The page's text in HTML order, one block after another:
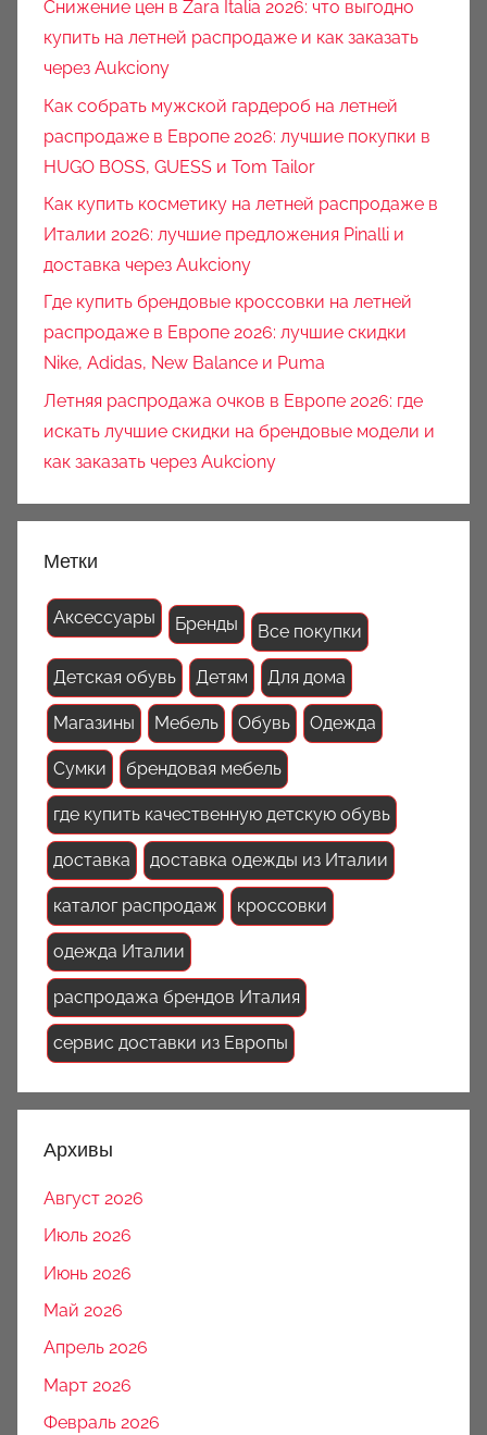
Снижение цен в Zara Italia 2026: что выгодно
купить на летней распродаже и как заказать
через Aukciony
Как собрать мужской гардероб на летней
распродаже в Европе 2026: лучшие покупки в
HUGO BOSS, GUESS и Tom Tailor
Как купить косметику на летней распродаже в
Италии 2026: лучшие предложения Pinalli и
доставка через Aukciony
Где купить брендовые кроссовки на летней
распродаже в Европе 2026: лучшие скидки
Nike, Adidas, New Balance и Puma
Летняя распродажа очков в Европе 2026: где
искать лучшие скидки на брендовые модели и
как заказать через Aukciony
Метки
Аксессуары Бренды Все покупки
Детская обувь Детям Для дома
Магазины Мебель Обувь Одежда
Сумки брендовая мебель
где купить качественную детскую обувь
доставка доставка одежды из Италии
каталог распродаж кроссовки
одежда Италии
распродажа брендов Италия
сервис доставки из Европы
Архивы
Август 2026
Июль 2026
Июнь 2026
Май 2026
Апрель 2026
Март 2026
Февраль 2026